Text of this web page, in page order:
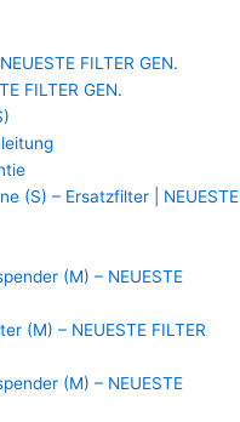
FILTER GEN.
FILTER GEN.
(S) – Ersatzfilter | NEUESTE
(M) – NEUESTE
(M) – NEUESTE FILTER
(M) – NEUESTE